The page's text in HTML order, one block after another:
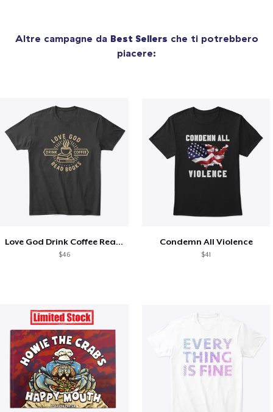
Altre campagne da Best Sellers che ti potrebbero
piacere:
Love God Drink Coffee Read Books
$46
Condemn All Violence
$41